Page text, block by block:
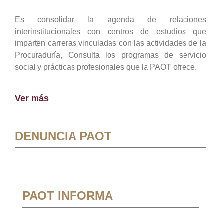
Es consolidar la agenda de relaciones
interinstitucionales con centros de estudios que
imparten carreras vinculadas con las actividades de la
Procuraduría, Consulta los programas de servicio
social y prácticas profesionales que la PAOT ofrece.
Ver más
DENUNCIA PAOT
PAOT INFORMA